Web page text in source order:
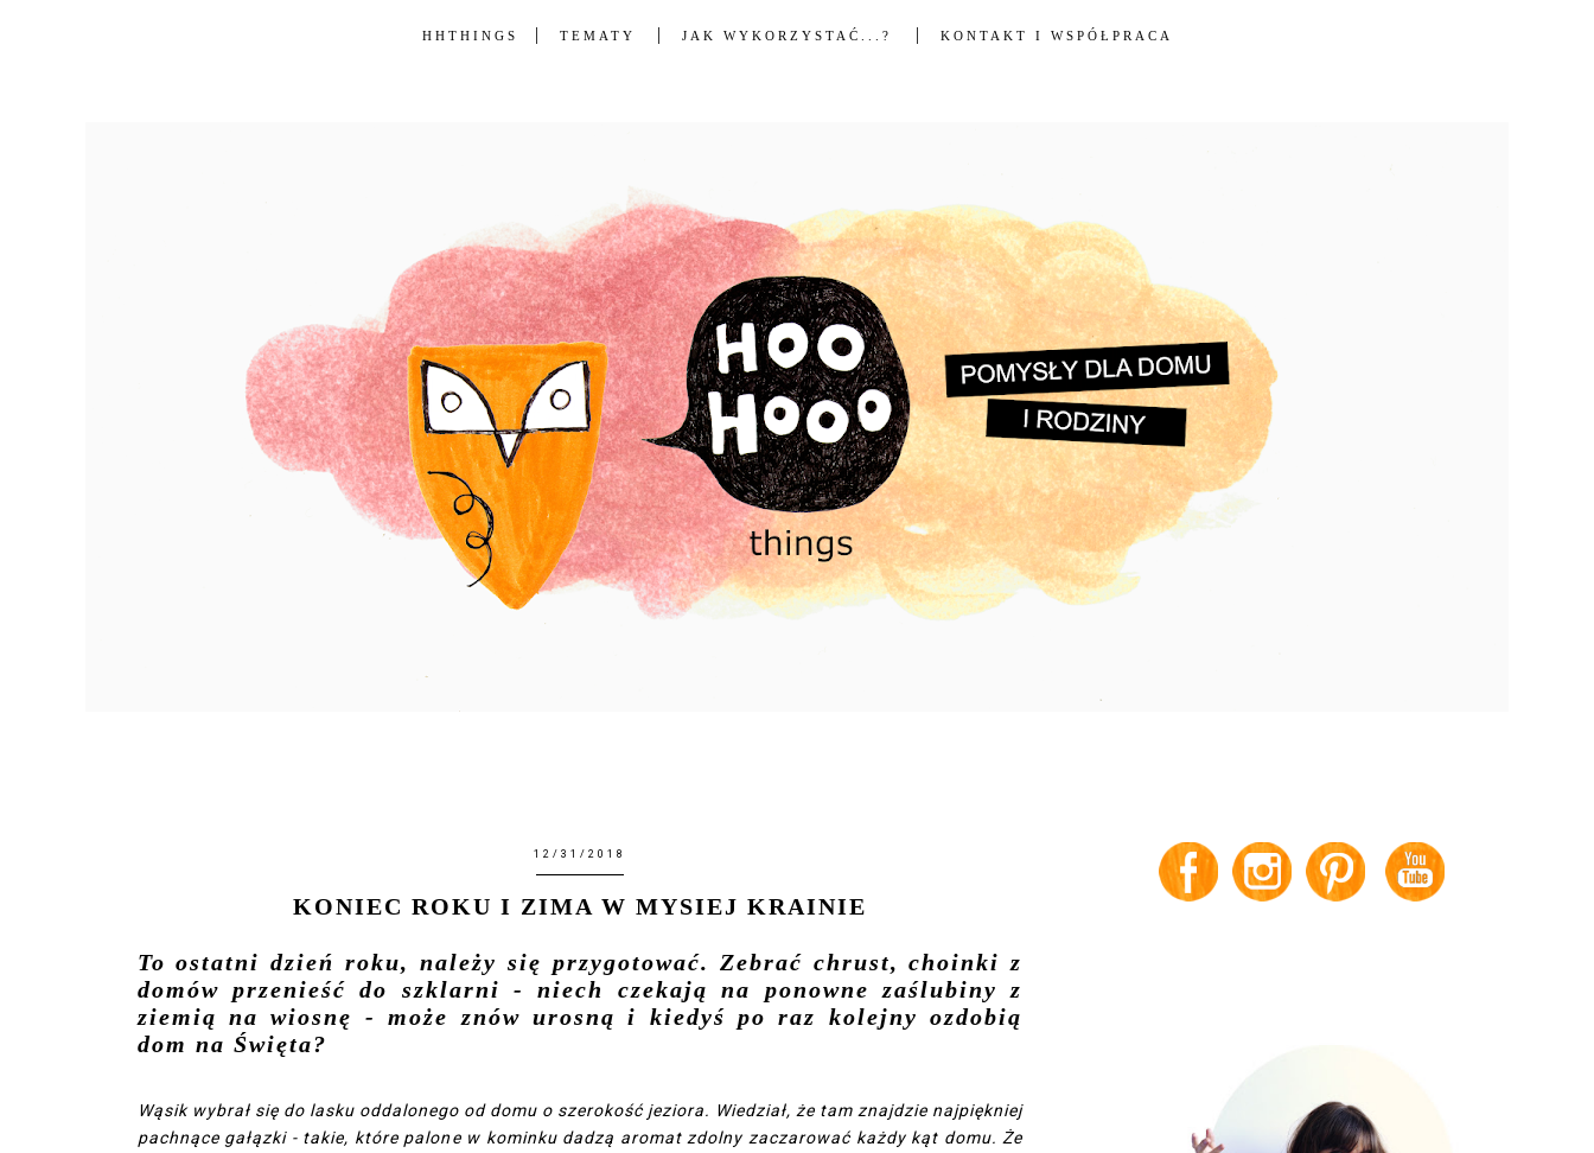
HHTHINGS TEMATY JAK WYKORZYSTAĆ...? KONTAKT I WSPÓŁPRACA
12/31/2018
KONIEC ROKU I ZIMA W MYSIEJ KRAINIE
To ostatni dzień roku, należy się przygotować. Zebrać chrust, choinki z
domów przenieść do szklarni - niech czekają na ponowne zaślubiny z
ziemią na wiosnę - może znów urosną i kiedyś po raz kolejny ozdobią
dom na Święta?
Wąsik wybrał się do lasku oddalonego od domu o szerokość jeziora. Wiedział, że tam znajdzie najpiękniej
pachnące gałązki - takie, które palone w kominku dadzą aromat zdolny zaczarować każdy kąt domu. Że